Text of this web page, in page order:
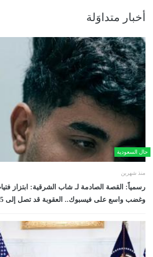
أخبار متداوَلة
حال السعودية
منذ شهرين
رسمياً: القصة الصادمة لـ شاب الشرقية: ابتزاز
وغضب واسع على فيسبوك.. العقوبة قد تصل إلى 5 سنوات سجن و3